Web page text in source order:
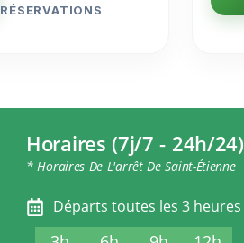
RÉSERVATIONS
Horaires (7j/7 - 24h/24)
* Horaires De L'arrêt De Saint-Étienne
Départs toutes les 3 heures